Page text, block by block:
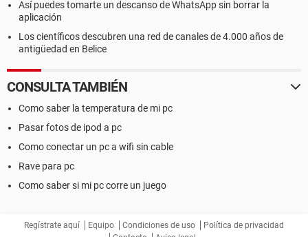
Así puedes tomarte un descanso de WhatsApp sin borrar la
aplicación
Los científicos descubren una red de canales de 4.000 años de
antigüedad en Belice
CONSULTA TAMBIÉN
Como saber la temperatura de mi pc
Pasar fotos de ipod a pc
Como conectar un pc a wifi sin cable
Rave para pc
Como saber si mi pc corre un juego
Regístrate aquí Equipo Condiciones de uso
Política de privacidad